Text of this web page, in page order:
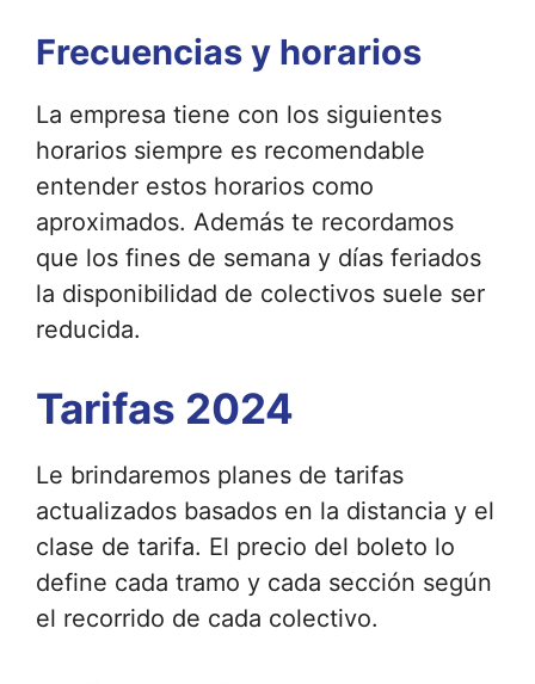
Frecuencias y horarios
La empresa tiene con los siguientes
horarios siempre es recomendable
entender estos horarios como
aproximados. Además te recordamos
que los fines de semana y días feriados
la disponibilidad de colectivos suele ser
reducida.
Tarifas 2024
Le brindaremos planes de tarifas
actualizados basados ​​en la distancia y el
clase de tarifa. El precio del boleto lo
define cada tramo y cada sección según
el recorrido de cada colectivo.